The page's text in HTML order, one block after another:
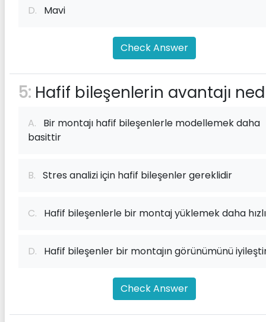
D. Mavi
Check Answer
5: Hafif bileşenlerin avantajı
A. Bir montajı hafif bileşenlerle modellemek daha
basittir
B. Stres analizi için hafif bileşenler gereklidir
C. Hafif bileşenlerle bir montaj yüklemek daha hızlı
D. Hafif bileşenler bir montajın görünümünü
Check Answer